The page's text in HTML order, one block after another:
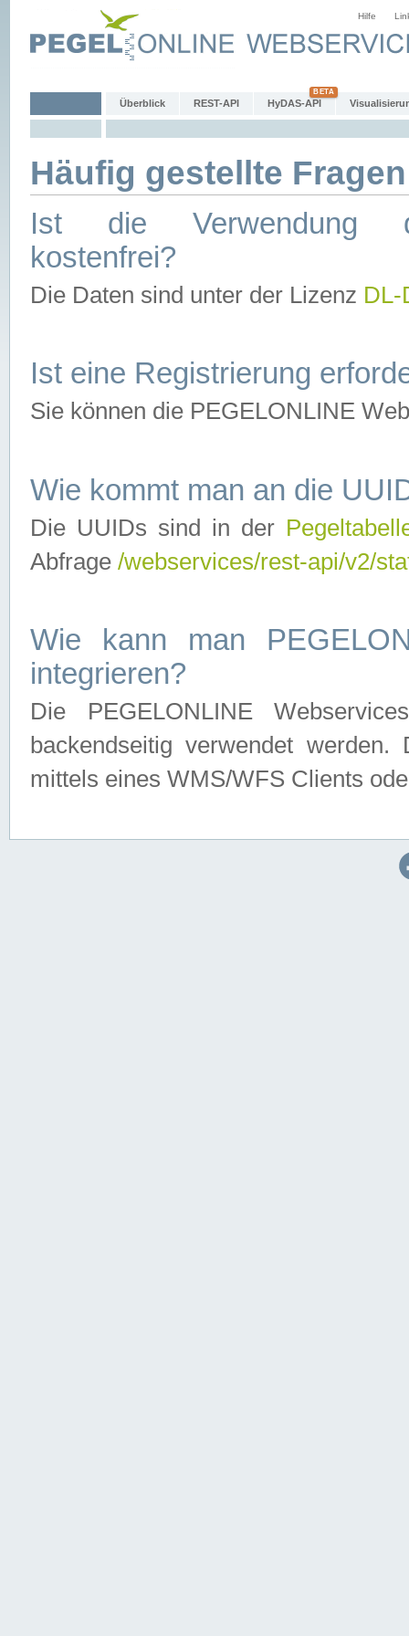
Hilfe
Überblick REST-API HyDAS-API
Häufig gestellte
Ist die Verwendung
kostenfrei?
Die Daten sind unter der Lizenz
Ist eine Registrierung
Sie können die PEGELONLINE
Wie kommt man an die
Die UUIDs sind in der
Abfrage /webservices/rest-api/v2/
Wie kann man
integrieren?
Die PEGELONLINE
backendseitig verwendet
mittels eines WMS/WFS Clients